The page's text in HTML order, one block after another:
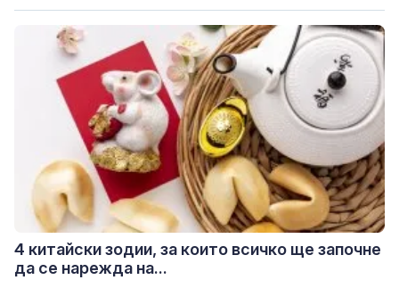
4 китайски зодии, за които всичко ще започне
да се нарежда на...